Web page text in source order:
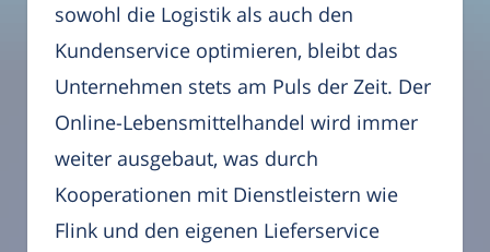
sowohl die Logistik als auch den
Kundenservice optimieren, bleibt das
Unternehmen stets am Puls der Zeit. Der
Online-Lebensmittelhandel wird immer
weiter ausgebaut, was durch
Kooperationen mit Dienstleistern wie
Flink und den eigenen Lieferservice